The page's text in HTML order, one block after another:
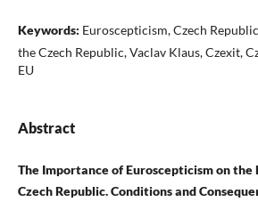
Keywords: Euroscepticism, Czech
the Czech Republic, Vaclav Klaus, Czexit,
EU
Abstract
The Importance of Euroscepticism on
Czech Republic. Conditions and